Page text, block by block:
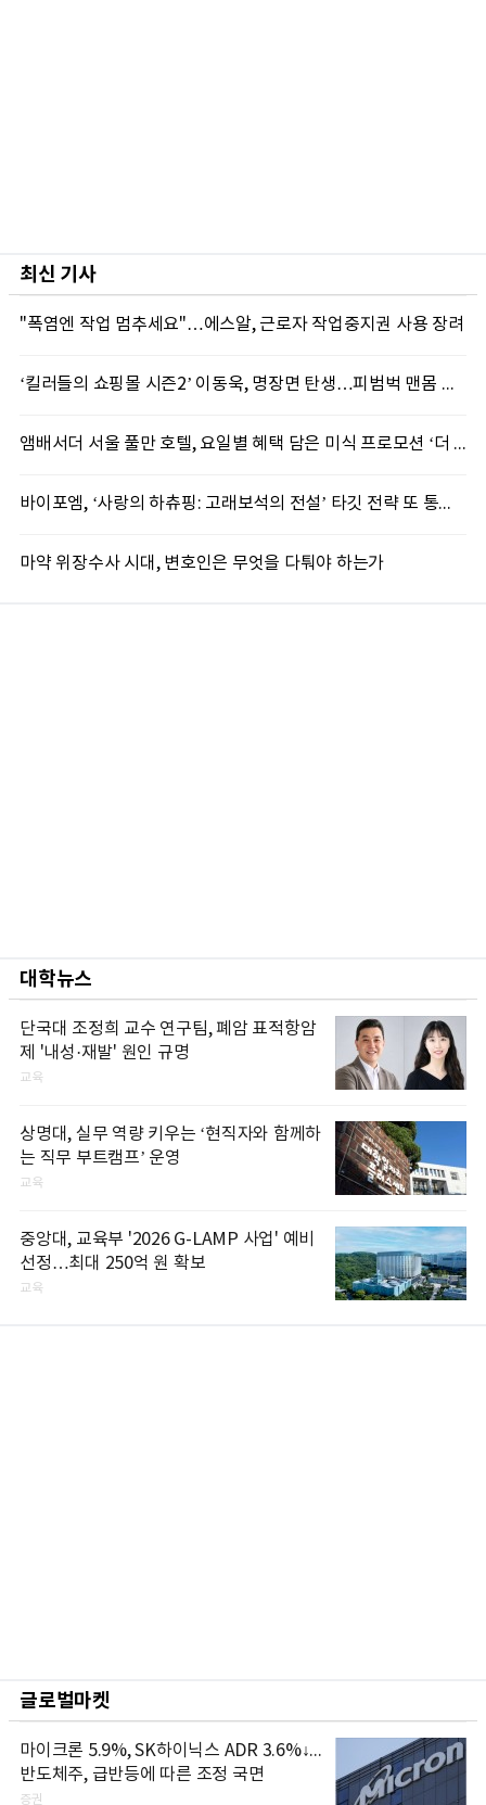
최신 기사
"폭염엔 작업 멈추세요"…에스알, 근로자 작업중지권 사용 장려
‘킬러들의 쇼핑몰 시즌2’ 이동욱, 명장면 탄생…피범벅 맨몸 액션 ‘감탄’
앰배서더 서울 풀만 호텔, 요일별 혜택 담은 미식 프로모션 ‘더 킹스 : 다이닝 프리빌리지즈’ 선봬
바이포엠, ‘사랑의 하츄핑: 고래보석의 전설’ 타깃 전략 또 통했다
마약 위장수사 시대, 변호인은 무엇을 다퉈야 하는가
대학뉴스
단국대 조정희 교수 연구팀, 폐암 표적항암
제 '내성·재발' 원인 규명
교육
상명대, 실무 역량 키우는 ‘현직자와 함께하
는 직무 부트캠프’ 운영
교육
중앙대, 교육부 '2026 G-LAMP 사업' 예비
선정…최대 250억 원 확보
교육
글로벌마켓
마이크론 5.9%, SK하이닉스 ADR 3.6%↓...
반도체주, 급반등에 따른 조정 국면
증권